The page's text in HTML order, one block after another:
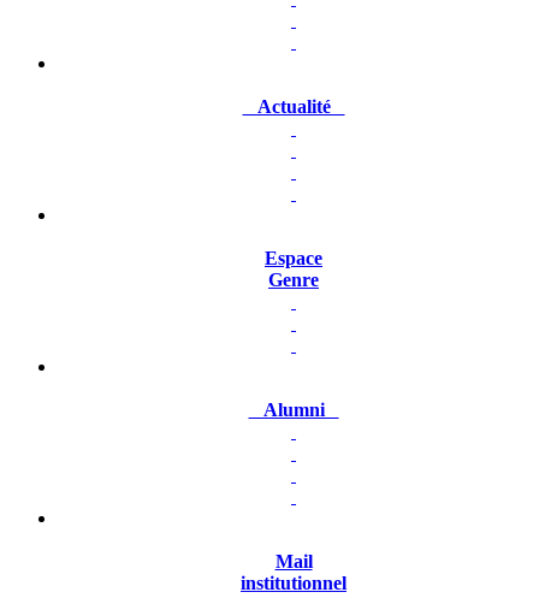
Actualité
Espace
Genre
Alumni
Mail
institutionnel